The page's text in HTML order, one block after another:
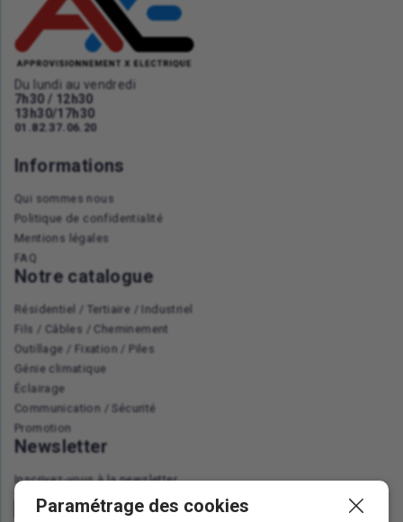
Du lundi au vendredi
7h30 / 12h30
13h30/17h30
01.82.37.06.20
Informations
Qui sommes nous
Politique de confidentialité
Mentions légales
FAQ
Notre catalogue
Résidentiel / Tertiaire / Industriel
Fils / Câbles / Cheminement
Outillage / Fixation / Piles
Génie climatique
Éclairage
Communication / Sécurité
Promotion
Newsletter
Inscrivez-vous à la newsletter
Paramétrage des cookies